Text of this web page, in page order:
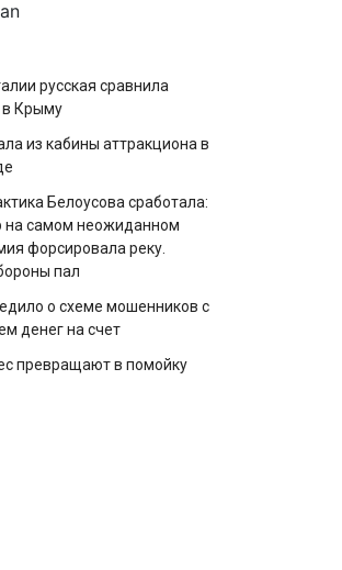
русская сравнила
в Крыму
из кабины аттракциона в
Белоусова сработала:
самом неожиданном
форсировала реку.
пал
о схеме мошенников с
денег на счет
превращают в помойку